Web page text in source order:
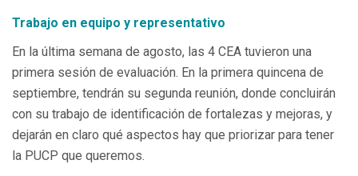
Trabajo en equipo y representativo
En la última semana de agosto, las 4 CEA tuvieron una
primera sesión de evaluación. En la primera quincena de
septiembre, tendrán su segunda reunión, donde concluirán
con su trabajo de identificación de fortalezas y mejoras, y
dejarán en claro qué aspectos hay que priorizar para tener
la PUCP que queremos.